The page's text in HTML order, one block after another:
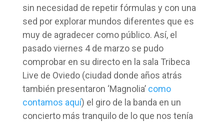
sin necesidad de repetir fórmulas y con una
sed por explorar mundos diferentes que es
muy de agradecer como público. Así, el
pasado viernes 4 de marzo se pudo
comprobar en su directo en la sala Tribeca
Live de Oviedo (ciudad donde años atrás
también presentaron ‘Magnolia’ como
contamos aquí) el giro de la banda en un
concierto más tranquilo de lo que nos tenía